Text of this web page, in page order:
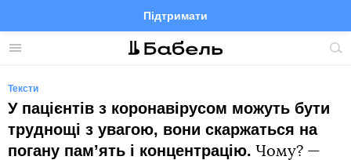
Меню
Підтримати
FacebookTelegramTwitter
Тексти
У пацієнтів з коронавірусом можуть бути
труднощі з увагою, вони скаржаться на
погану памʼять і концентрацію. Чому? —